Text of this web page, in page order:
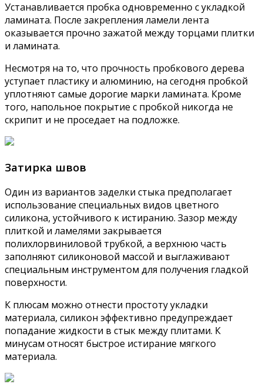
Устанавливается пробка одновременно с укладкой
ламината. После закрепления ламели лента
оказывается прочно зажатой между торцами плитки
и ламината.
Несмотря на то, что прочность пробкового дерева
уступает пластику и алюминию, на сегодня пробкой
уплотняют самые дорогие марки ламината. Кроме
того, напольное покрытие с пробкой никогда не
скрипит и не проседает на подложке.
Затирка швов
Один из вариантов заделки стыка предполагает
использование специальных видов цветного
силикона, устойчивого к истиранию. Зазор между
плиткой и ламелями закрывается
полихлорвиниловой трубкой, а верхнюю часть
заполняют силиконовой массой и выглаживают
специальным инструментом для получения гладкой
поверхности.
К плюсам можно отнести простоту укладки
материала, силикон эффективно предупреждает
попадание жидкости в стык между плитами. К
минусам относят быстрое истирание мягкого
материала.